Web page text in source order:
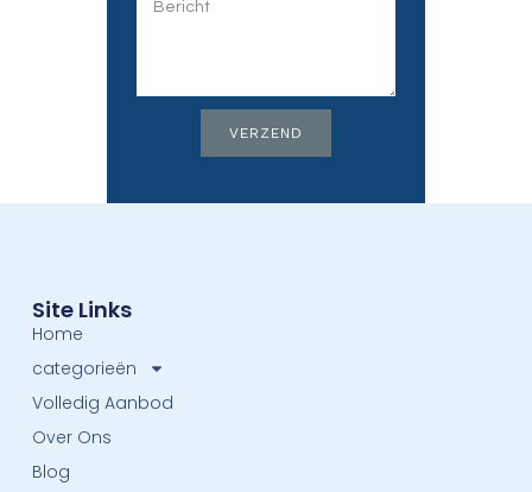
VERZEND
Site Links
Home
categorieën
Volledig Aanbod
Over Ons
Blog